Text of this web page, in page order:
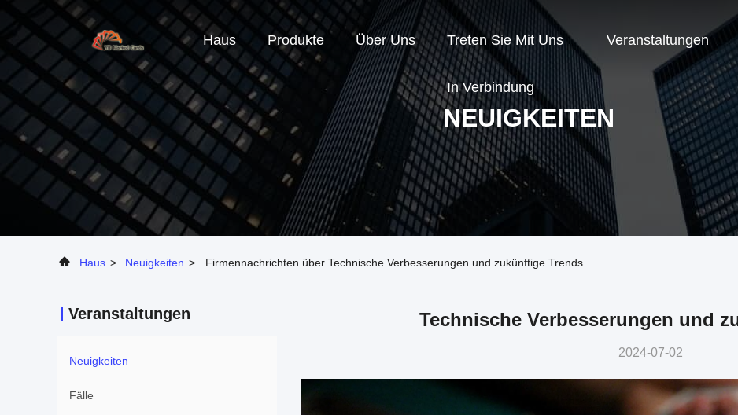
Haus Produkte Über Uns Treten Sie Mit Uns
In Verbindung
Veranstaltungen
NEUIGKEITEN
Haus > Neuigkeiten > Firmennachrichten über Technische Verbesserungen und zukünftige Trends
Veranstaltungen
Neuigkeiten
Fälle
Technische Verbesserungen und
2024-07-02